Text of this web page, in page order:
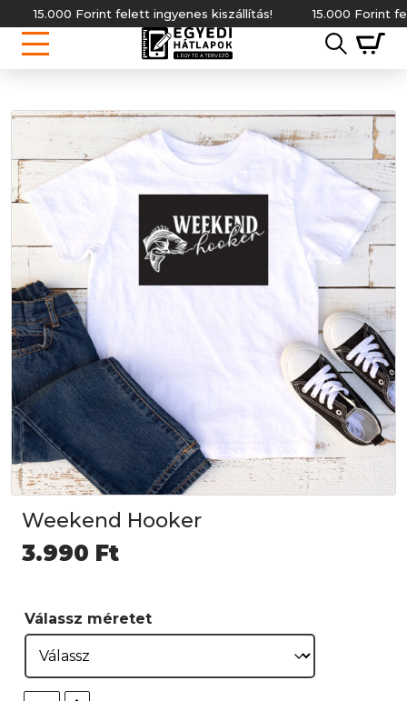
15.000 Forint felett ingyenes kiszállítás! 15.000 Forint felett
Weekend Hooker
3.990 Ft
Válassz méretet